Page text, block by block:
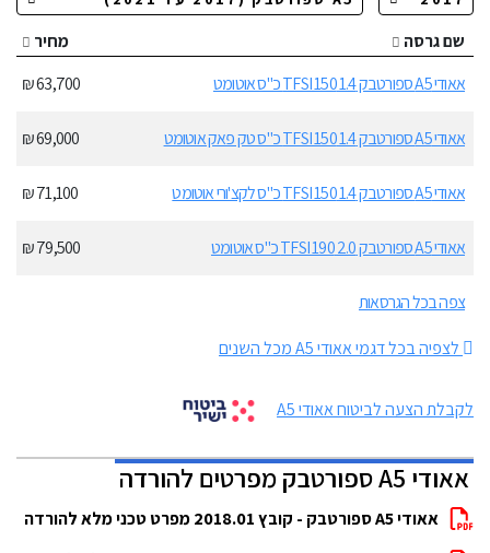
שם גרסה
מחיר
אאודי A5 ספורטבק 1.4 TFSI 150 כ"ס אוטומט
63,700 ₪
אאודי A5 ספורטבק 1.4 TFSI 150 כ"ס טק פאק אוטומט 69,000 ₪
אאודי A5 ספורטבק 1.4 TFSI 150 כ"ס לקצ'ורי אוטומט 71,100 ₪
אאודי A5 ספורטבק 2.0 TFSI 190 כ"ס אוטומט 79,500 ₪
צפה בכל הגרסאות
לצפיה בכל דגמי אאודי A5 מכל השנים
לקבלת הצעה לביטוח אאודי A5
אאודי A5 ספורטבק מפרטים להורדה
אאודי A5 ספורטבק - קובץ 2018.01 מפרט טכני מלא להורדה